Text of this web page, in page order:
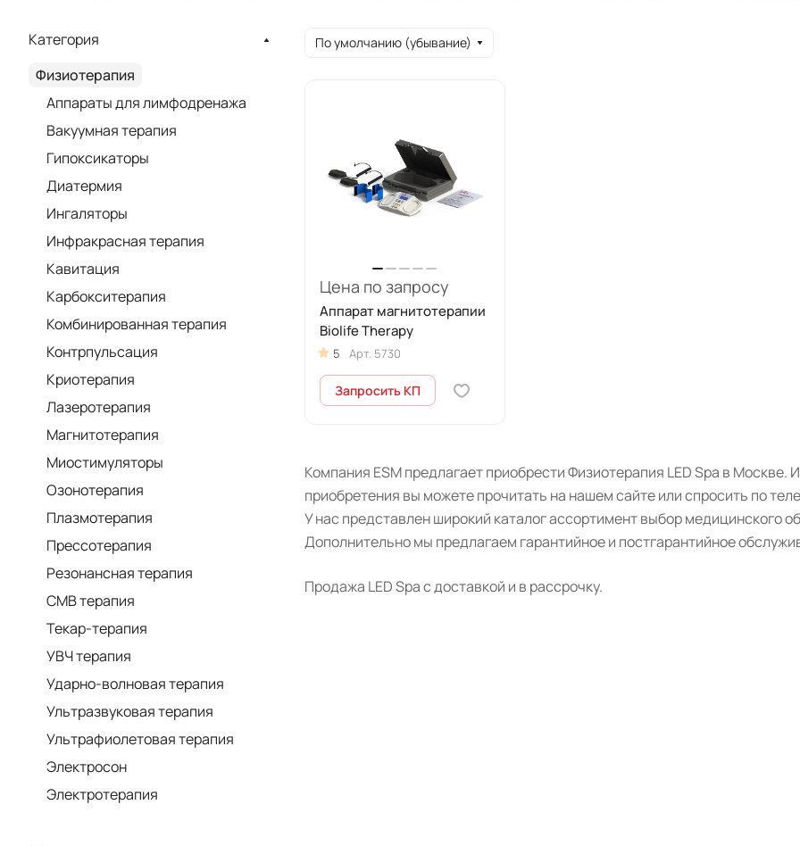
По умолчанию (убывание)
Цена по запросу
Аппарат магнитотерапии
Biolife Therapy
5 Арт. 5730
Запросить КП
Компания ESM предлагает приобрести Физиотерапия LED Spa в
приобретения вы можете прочитать на нашем сайте или спросить по
У нас представлен широкий каталог ассортимент выбор медицинского
Дополнительно мы предлагаем гарантийное и постгарантийное
Продажа LED Spa с доставкой и в рассрочку.
Категория
Физиотерапия
Аппараты для лимфодренажа
Вакуумная терапия
Гипоксикаторы
Диатермия
Ингаляторы
Инфракрасная терапия
Кавитация
Карбокситерапия
Комбинированная терапия
Контрпульсация
Криотерапия
Лазеротерапия
Магнитотерапия
Миостимуляторы
Озонотерапия
Плазмотерапия
Прессотерапия
Резонансная терапия
СМВ терапия
Текар-терапия
УВЧ терапия
Ударно-волновая терапия
Ультразвуковая терапия
Ультрафиолетовая терапия
Электросон
Электротерапия